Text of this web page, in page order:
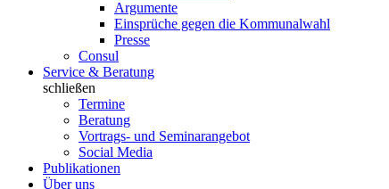
Argumente
Einsprüche gegen die Kommunalwahl
Presse
Consul
Service & Beratung
schließen
Termine
Beratung
Vortrags- und Seminarangebot
Social Media
Publikationen
Über uns